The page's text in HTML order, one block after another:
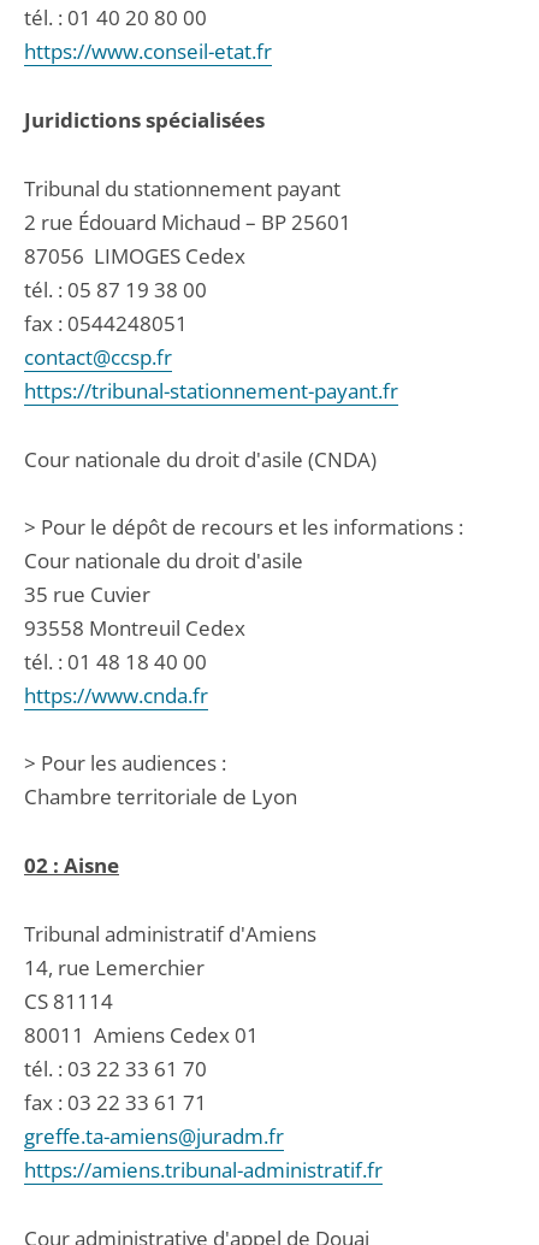
tél. : 01 40 20 80 00
https://www.conseil-etat.fr
Juridictions spécialisées
Tribunal du stationnement payant
2 rue Édouard Michaud – BP 25601
87056 LIMOGES Cedex
tél. : 05 87 19 38 00
fax : 0544248051
contact@ccsp.fr
https://tribunal-stationnement-payant.fr
Cour nationale du droit d'asile (CNDA)
> Pour le dépôt de recours et les informations :
Cour nationale du droit d'asile
35 rue Cuvier
93558 Montreuil Cedex
tél. : 01 48 18 40 00
https://www.cnda.fr
> Pour les audiences :
Chambre territoriale de Lyon
02 : Aisne
Tribunal administratif d'Amiens
14, rue Lemerchier
CS 81114
80011 Amiens Cedex 01
tél. : 03 22 33 61 70
fax : 03 22 33 61 71
greffe.ta-amiens@juradm.fr
https://amiens.tribunal-administratif.fr
Cour administrative d'appel de Douai